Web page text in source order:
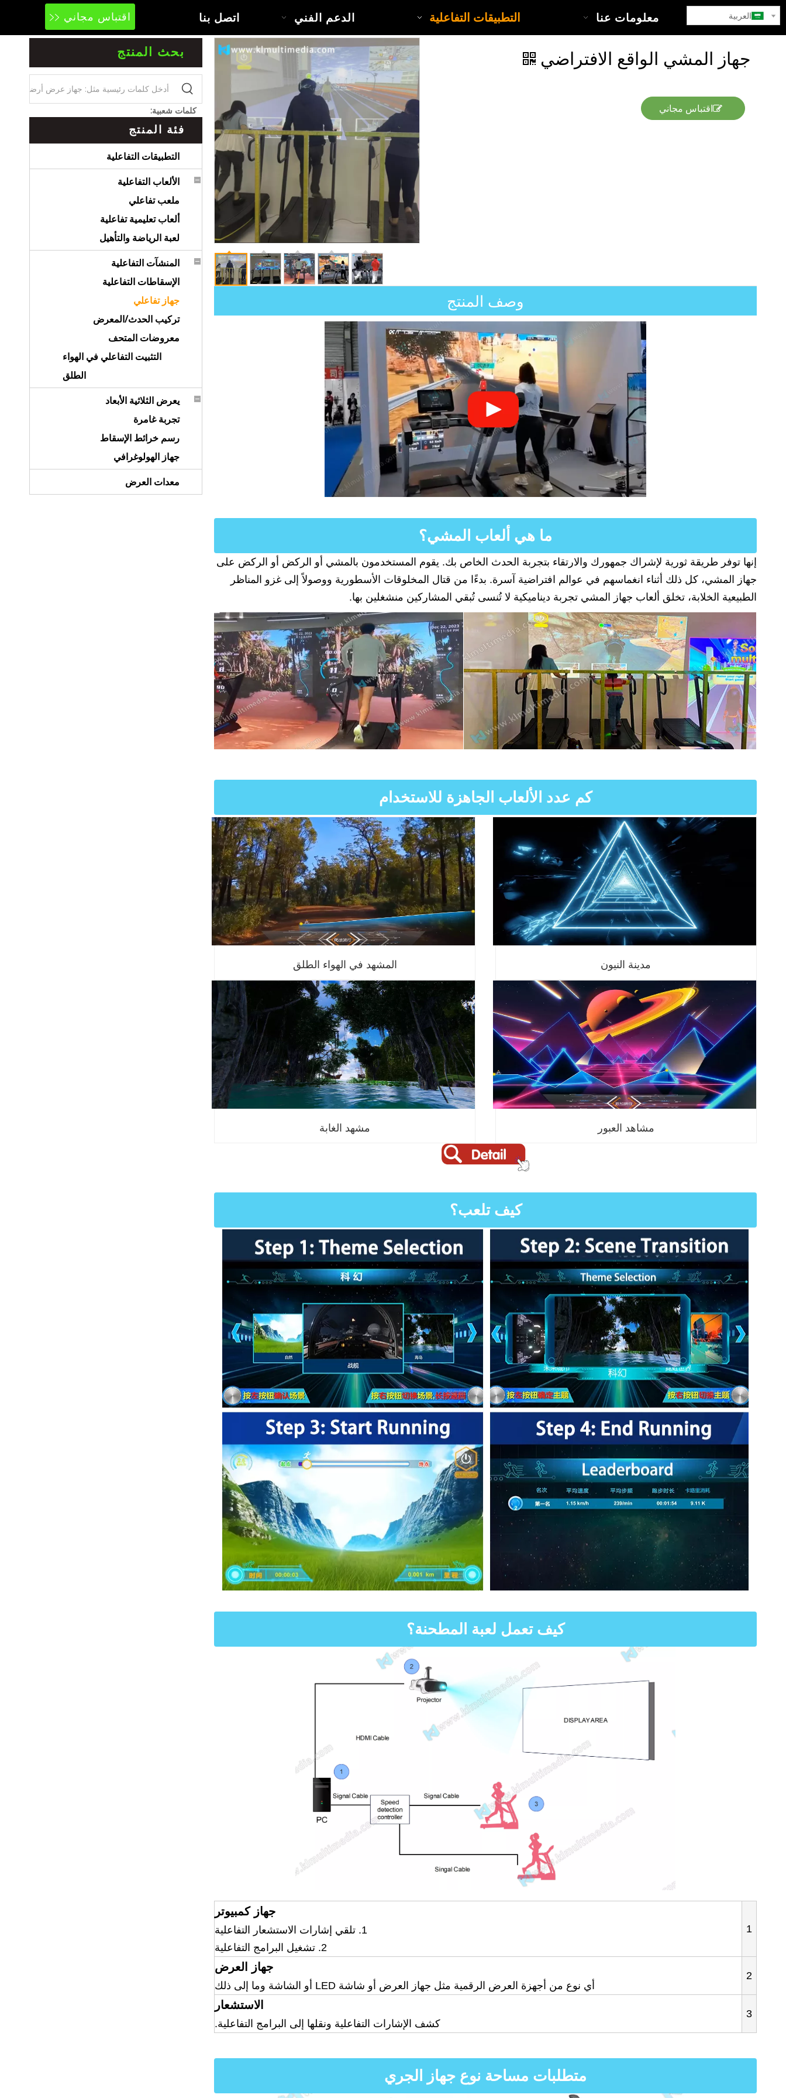
معلومات عنا التطبيقات التفاعلية الدعم الفني اتصل بنا اقتباس مجاني العربية
بحث المنتج
كلمات شعبية:
فئة المنتج
التطبيقات التفاعلية
الألعاب التفاعلية
ملعب تفاعلي
ألعاب تعليمية تفاعلية
لعبة الرياضة والتأهيل
المنشآت التفاعلية
الإسقاطات التفاعلية
جهاز تفاعلي
تركيب الحدث/المعرض
معروضات المتحف
التثبيت التفاعلي في الهواء
الطلق
يعرض الثلاثية الأبعاد
تجربة غامرة
رسم خرائط الإسقاط
جهاز الهولوغرافي
معدات العرض
جهاز المشي الواقع الافتراضي
اقتباس مجاني
وصف المنتج
ما هي ألعاب المشي؟
إنها توفر طريقة ثورية لإشراك جمهورك والارتقاء بتجربة الحدث الخاص بك. يقوم المستخدمون بالمشي أو الركض أو الركض على
جهاز المشي، كل ذلك أثناء انغماسهم في عوالم افتراضية آسرة. بدءًا من قتال المخلوقات الأسطورية ووصولاً إلى غزو المناظر
الطبيعية الخلابة، تخلق ألعاب جهاز المشي تجربة ديناميكية لا تُنسى تُبقي المشاركين منشغلين بها.
كم عدد الألعاب الجاهزة للاستخدام
مدينة النيون المشهد في الهواء الطلق
مشاهد العبور مشهد الغابة
كيف تلعب؟
كيف تعمل لعبة المطحنة؟
1
جهاز كمبيوتر
1. تلقي إشارات الاستشعار التفاعلية
2. تشغيل البرامج التفاعلية
2
جهاز العرض
أي نوع من أجهزة العرض الرقمية مثل جهاز العرض أو شاشة LED أو الشاشة وما إلى ذلك
3
الاستشعار
كشف الإشارات التفاعلية ونقلها إلى البرامج التفاعلية.
متطلبات مساحة نوع جهاز الجري